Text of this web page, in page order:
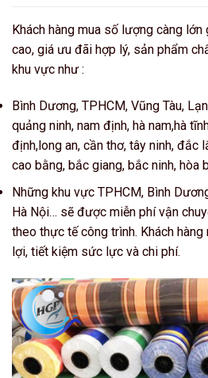
Khách hàng mua số lượng càng
cao, giá ưu đãi hợp lý, sản phẩm
khu vực như :
Bình Dương, TPHCM, Vũng Tàu,
quảng ninh, nam định, hà nam,hà
định,long an, cần thơ, tây ninh, đắc
cao bằng, bắc giang, bắc ninh, hòa
Những khu vực TPHCM, Bình
Hà Nội… sẽ được miễn phí vận
theo thực tế công trình. Khách
lợi, tiết kiệm sức lực và chi phí.